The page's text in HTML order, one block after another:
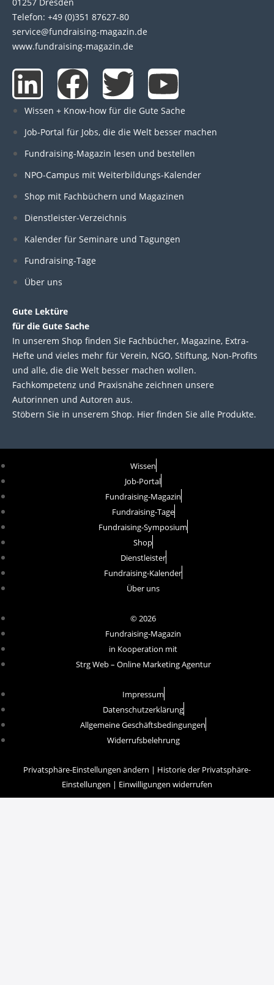
Telefon: +49 (0)351 87627-80
service@fundraising-magazin.de
www.fundraising-magazin.de
L
i
n
k
e
d
i
n
F
a
c
e
b
o
o
T
w
i
t
t
e
Y
o
u
t
u
b
Wissen + Know-how für die Gute Sache
Job-Portal für Jobs, die die Welt besser machen
Fundraising-Magazin lesen und bestellen
NPO-Campus mit Weiterbildungs-Kalender
Shop mit Fachbüchern und Magazinen
Dienstleister-Verzeichnis
Kalender für Seminare und Tagungen
Fundraising-Tage
Über uns
Gute Lektüre
für die Gute Sache
In unserem Shop finden Sie Fachbücher, Magazine, Extra-
Hefte und vieles mehr für Verein, NGO, Stiftung, Non-Profits
und alle, die die Welt besser machen wollen.
Fachkompetenz und Praxisnähe zeichnen unsere
Autorinnen und Autoren aus.
Stöbern Sie in unserem Shop. Hier finden Sie alle Produkte.
Wissen
Job-Portal
Fundraising-Magazin
Fundraising-Tage
Fundraising-Symposium
Shop
Dienstleister
Fundraising-Kalender
Über uns
© 2026
Fundraising-Magazin
in Kooperation mit
Strg Web – Online Marketing Agentur
Impressum
Datenschutzerklärung
Allgemeine Geschäftsbedingungen
Widerrufsbelehrung
Privatsphäre-Einstellungen ändern | Historie der Privatsphäre-
Einstellungen | Einwilligungen widerrufen